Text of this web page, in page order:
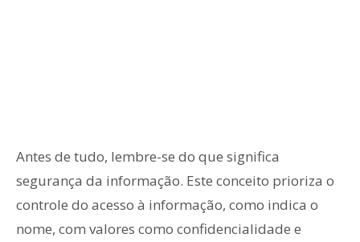
Antes de tudo, lembre-se do que significa
segurança da informação. Este conceito prioriza o
controle do acesso à informação, como indica o
nome, com valores como confidencialidade e